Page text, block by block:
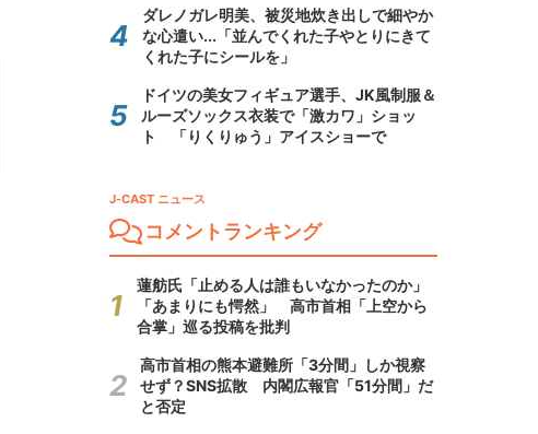
ダレノガレ明美、被災地炊き出しで細やか
な心遣い...「並んでくれた子やとりにきて
くれた子にシールを」
ドイツの美女フィギュア選手、JK風制服＆
ルーズソックス衣装で「激カワ」ショッ
ト 「りくりゅう」アイスショーで
J-CAST ニュース
コメントランキング
蓮舫氏「止める人は誰もいなかったのか」
「あまりにも愕然」 高市首相「上空から
合掌」巡る投稿を批判
高市首相の熊本避難所「3分間」しか視察
せず？SNS拡散 内閣広報官「51分間」だ
と否定